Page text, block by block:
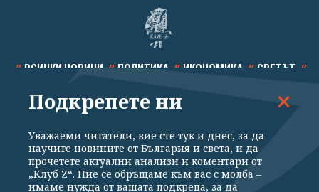
ВСИЧКИ НОВИНИ ПОЛИТИКА ИКОНОМИКА СВЕТЪТ
СПОРТ КУЛТУРА ТЕХНОЛОГИИ КАЛЕЙДОСКОП
Подкрепете ни
Уважаеми читатели, вие сте тук и днес, за да
научите новините от България и света, и да
прочетете актуални анализи и коментари от
„Клуб Z“. Ние се обръщаме към вас с молба –
имаме нужда от вашата подкрепа, за да